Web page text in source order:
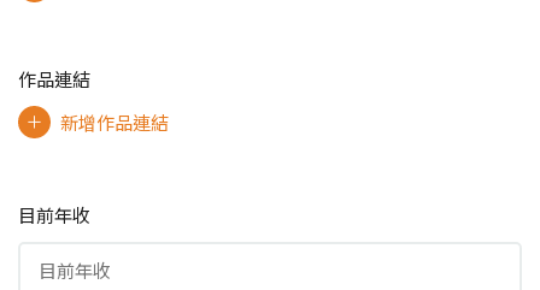
作品連結
新增作品連結
目前年收